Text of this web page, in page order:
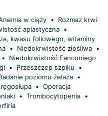
w ciąży •
Rozmaz krwi
aplastyczna •
kwasu foliowego, witaminy
• Niedokrwistość złośliwa •
•
Niedokrwistość Fanconiego
• Przeszczep szpiku
•
poziomu żelaza •
• Operacja
• Trombocytopenia •